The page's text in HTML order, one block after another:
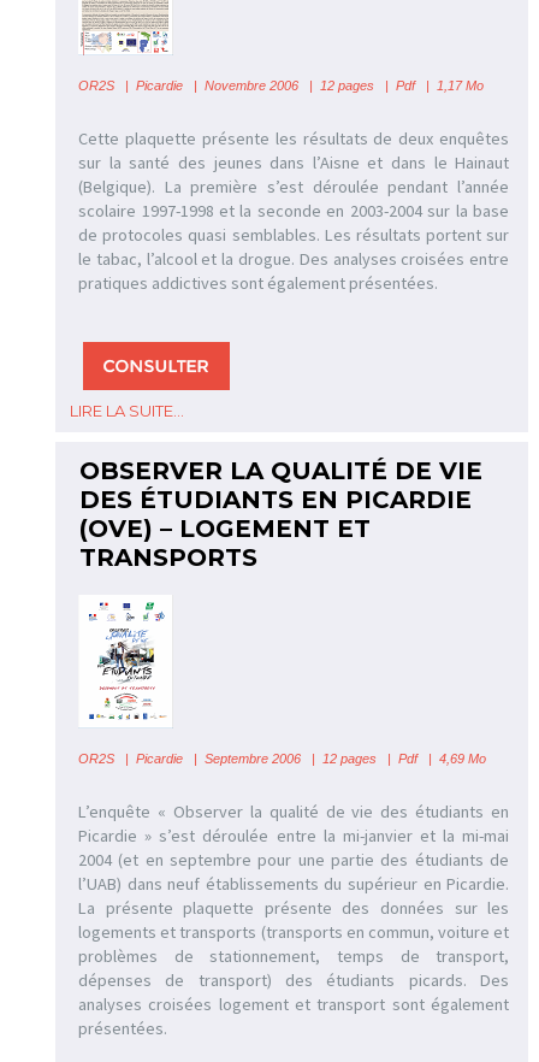
OR2S |Picardie | Novembre 2006 | 12 pages | Pdf | 1,17 Mo
Cette plaquette présente les résultats de deux enquêtes
sur la santé des jeunes dans l’Aisne et dans le Hainaut
(Belgique). La première s’est déroulée pendant l’année
scolaire 1997-1998 et la seconde en 2003-2004 sur la base
de protocoles quasi semblables. Les résultats portent sur
le tabac, l’alcool et la drogue. Des analyses croisées entre
pratiques addictives sont également présentées.
LIRE LA SUITE...
OBSERVER LA QUALITÉ DE VIE
DES ÉTUDIANTS EN PICARDIE
(OVE) – LOGEMENT ET
TRANSPORTS
OR2S |Picardie | Septembre 2006 | 12 pages | Pdf | 4,69 Mo
L’enquête « Observer la qualité de vie des étudiants en
Picardie » s’est déroulée entre la mi-janvier et la mi-mai
2004 (et en septembre pour une partie des étudiants de
l’UAB) dans neuf établissements du supérieur en Picardie.
La présente plaquette présente des données sur les
logements et transports (transports en commun, voiture et
problèmes de stationnement, temps de transport,
dépenses de transport) des étudiants picards. Des
analyses croisées logement et transport sont également
présentées.